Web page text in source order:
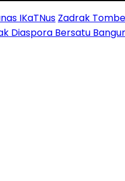
IKaTNus Zadrak
Diaspora Bersatu